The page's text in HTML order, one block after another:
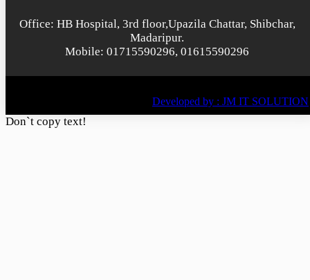
Office: HB Hospital, 3rd floor,Upazila Chattar, Shibchar,
Madaripur.
Mobile: 01715590296, 01615590296
Developed by : JM IT SOLUTION
Don`t copy text!